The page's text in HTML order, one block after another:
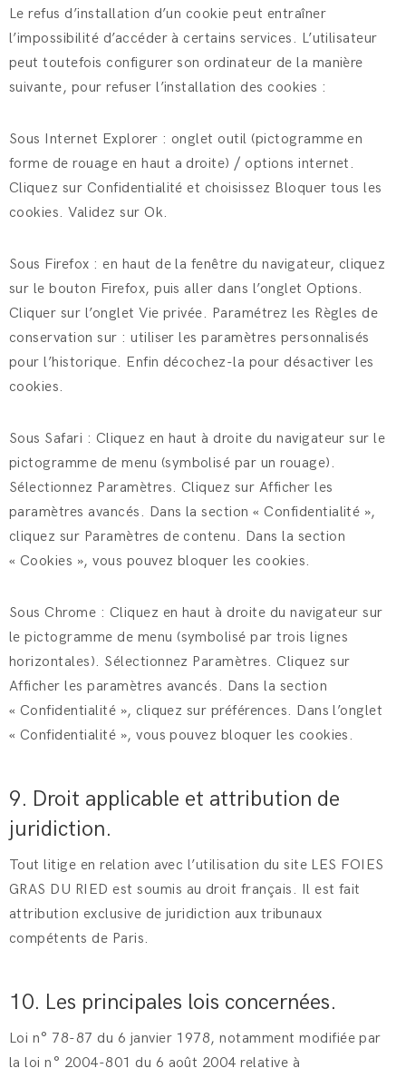
Le refus d’installation d’un cookie peut entraîner
l’impossibilité d’accéder à certains services. L’utilisateur
peut toutefois configurer son ordinateur de la manière
suivante, pour refuser l’installation des cookies :
Sous Internet Explorer : onglet outil (pictogramme en
forme de rouage en haut a droite) / options internet.
Cliquez sur Confidentialité et choisissez Bloquer tous les
cookies. Validez sur Ok.
Sous Firefox : en haut de la fenêtre du navigateur, cliquez
sur le bouton Firefox, puis aller dans l’onglet Options.
Cliquer sur l’onglet Vie privée. Paramétrez les Règles de
conservation sur : utiliser les paramètres personnalisés
pour l’historique. Enfin décochez-la pour désactiver les
cookies.
Sous Safari : Cliquez en haut à droite du navigateur sur le
pictogramme de menu (symbolisé par un rouage).
Sélectionnez Paramètres. Cliquez sur Afficher les
paramètres avancés. Dans la section « Confidentialité »,
cliquez sur Paramètres de contenu. Dans la section
« Cookies », vous pouvez bloquer les cookies.
Sous Chrome : Cliquez en haut à droite du navigateur sur
le pictogramme de menu (symbolisé par trois lignes
horizontales). Sélectionnez Paramètres. Cliquez sur
Afficher les paramètres avancés. Dans la section
« Confidentialité », cliquez sur préférences. Dans l’onglet
« Confidentialité », vous pouvez bloquer les cookies.
9. Droit applicable et attribution de
juridiction.
Tout litige en relation avec l’utilisation du site LES FOIES
GRAS DU RIED est soumis au droit français. Il est fait
attribution exclusive de juridiction aux tribunaux
compétents de Paris.
10. Les principales lois concernées.
Loi n° 78-87 du 6 janvier 1978, notamment modifiée par
la loi n° 2004-801 du 6 août 2004 relative à